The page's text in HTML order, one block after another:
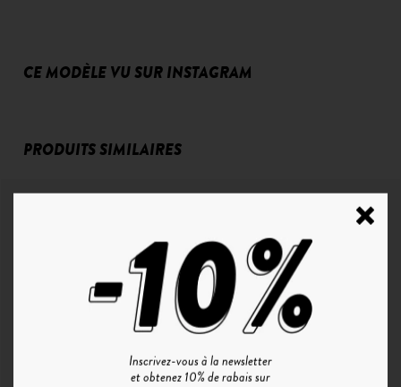
CE MODÈLE VU SUR INSTAGRAM
PRODUITS SIMILAIRES
Inscrivez-vous à la newsletter
et obtenez 10% de rabais sur